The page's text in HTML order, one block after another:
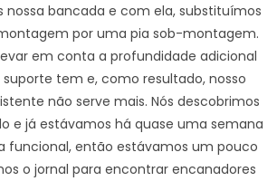
nossa bancada e com ela, substituímos
por uma pia sob-montagem.
em conta a profundidade adicional
tem e, como resultado, nosso
não serve mais. Nós descobrimos
e já estávamos há quase uma semana
funcional, então estávamos um pouco
o jornal para encontrar encanadores